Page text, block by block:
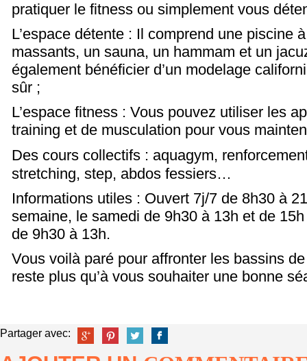
pratiquer le fitness ou simplement vous
L’espace détente : Il comprend une piscine
massants, un sauna, un hammam et un
également bénéficier d’un modelage
sûr ;
L’espace fitness : Vous pouvez utiliser les
training et de musculation pour vous
Des cours collectifs : aquagym,
stretching, step, abdos fessiers…
Informations utiles : Ouvert 7j/7 de 8h30 à
semaine, le samedi de 9h30 à 13h et de
de 9h30 à 13h.
Vous voilà paré pour affronter les bassins
reste plus qu’à vous souhaiter une bonne
Partager avec: